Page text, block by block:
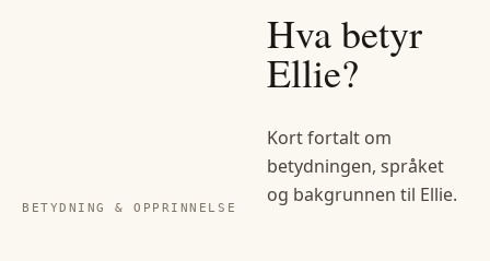
BETYDNING & OPPRINNELSE
Hva betyr
Ellie?
Kort fortalt om
betydningen, språket
og bakgrunnen til Ellie.